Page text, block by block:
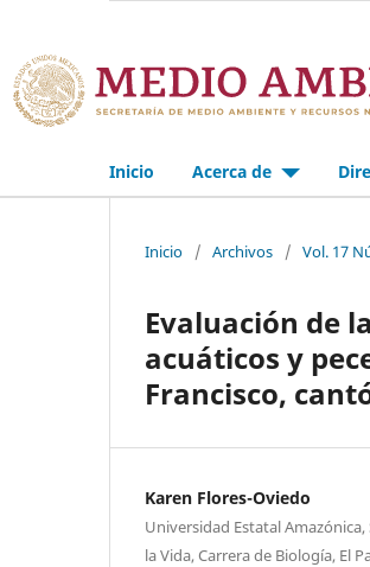
Inicio Acerca de
Inicio / Archivos / Vol. 17
Evaluación de
acuáticos y
Francisco,
Karen Flores-Oviedo
Universidad Estatal Amazónica,
la Vida, Carrera de Biología, El